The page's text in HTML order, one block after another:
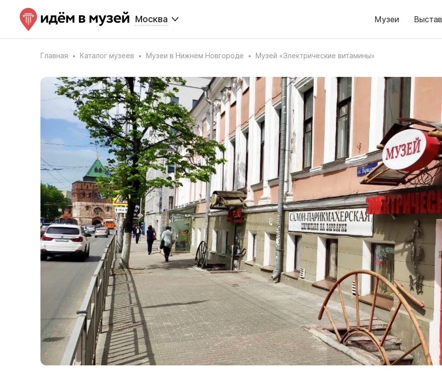
Москва Музеи
Главная Каталог музеев Музеи в Нижнем Новгороде Музей «Электрические витамины»